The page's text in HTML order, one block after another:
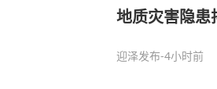
地质灾害隐患
迎泽发布-4小时前